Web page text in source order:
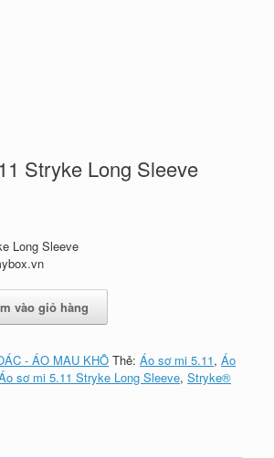
Stryke Long Sleeve
Long Sleeve
vào giỏ hàng
- ÁO MAU KHÔ Thẻ: Áo sơ mi 5.11, Áo
sơ mi 5.11 Stryke Long Sleeve, Stryke®